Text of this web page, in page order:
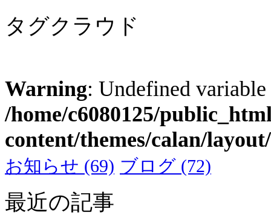
タグクラウド
Warning: Undefined
/home/c6080125/
content/themes/calan/
お知らせ (69) ブログ (72)
最近の記事